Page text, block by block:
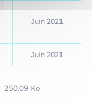
Juin 2021
Juin 2021
250.09 Ko